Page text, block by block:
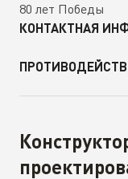
80 лет Победы
КОНТАКТНАЯ